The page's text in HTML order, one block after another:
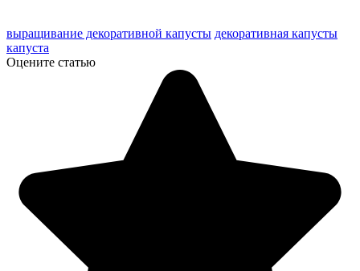
выращивание декоративной капусты декоративная капусты
капуста
Оцените статью